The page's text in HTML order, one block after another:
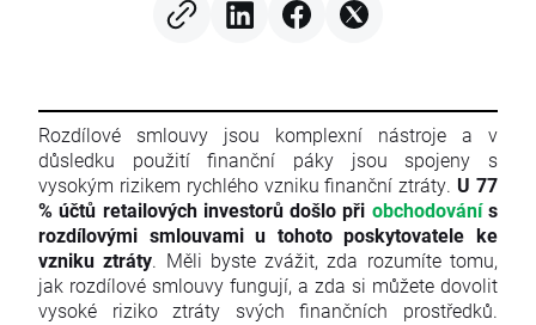
Rozdílové smlouvy jsou komplexní nástroje a v
důsledku použití finanční páky jsou spojeny s
vysokým rizikem rychlého vzniku finanční ztráty. U 77
% účtů retailových investorů došlo při obchodovánís
rozdílovými smlouvami u tohoto poskytovatele ke
vzniku ztráty. Měli byste zvážit, zda rozumíte tomu,
jak rozdílové smlouvy fungují, a zda si můžete dovolit
vysoké riziko ztráty svých finančních prostředků.